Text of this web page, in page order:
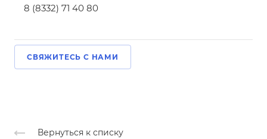
8 (8332) 71 40 80
СВЯЖИТЕСЬ С НАМИ
Вернуться к списку